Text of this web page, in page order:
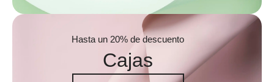
Hasta un 20% de descuento
Cajas